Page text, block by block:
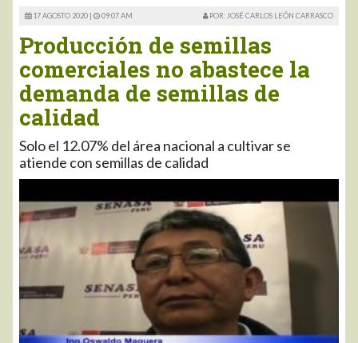
17 AGOSTO 2020 | 09:07 AM POR: JOSÉ CARLOS LEÓN CARRASCO
Producción de semillas
comerciales no abastece la
demanda de semillas de
calidad
Solo el 12.07% del área nacional a cultivar se
atiende con semillas de calidad